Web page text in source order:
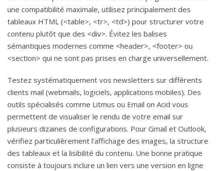
une compatibilité maximale, utilisez principalement des
tableaux HTML (<table>, <tr>, <td>) pour structurer votre
contenu plutôt que des <div>. Évitez les balises
sémantiques modernes comme <header>, <footer> ou
<section> qui ne sont pas prises en charge universellement.
Testez systématiquement vos newsletters sur différents
clients mail (webmails, logiciels, applications mobiles). Des
outils spécialisés comme Litmus ou Email on Acid vous
permettent de visualiser le rendu de votre email sur
plusieurs dizaines de configurations. Pour Gmail et Outlook,
vérifiez particulièrement l'affichage des images, la structure
des tableaux et la lisibilité du contenu. Une bonne pratique
consiste à toujours inclure un lien vers une version en ligne